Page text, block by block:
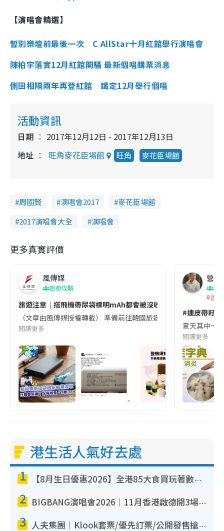
【演唱會精選】
暫別樂壇前最後一次 C AllStar十月紅館舉行演唱會
陳柏宇落實12月紅館開騷 最新個唱購票消息
側田相隔兩年再登紅館 鐵定12月舉行個唱
活動資訊
日期
2017年12月12日 - 2017年12月13日
地址
旺角麥花臣場館 旺角 麥花臣場館
周國賢 演唱會2017
麥花臣場館
2017演唱會大全
演唱會
更多真實評價
風傳媒
旅遊攻略
旅遊注意｜搭飛機帶尿袋標明mAh都會被沒收😱出發前切記檢查
（文章由風傳媒授權轉載） 準備前往韓國旅遊的民眾，近期要
閱讀更多
營養
香港
#連皮帶籽
夏天其中一
閱讀更多
港生活人氣好去處
1 【8月生日優惠2026】全港85大食買玩著數攻略 自助餐/火鍋放題同行免費＋誠品/DONKI送現金券
2 BIGBANG演唱會2026｜11月香港啟德開3場！實名制VIP申請、優先購票攻略
3 人夫集團｜Klook套票/優先訂票/公開發售搶飛攻略！附票價.購票連結.場地座位表